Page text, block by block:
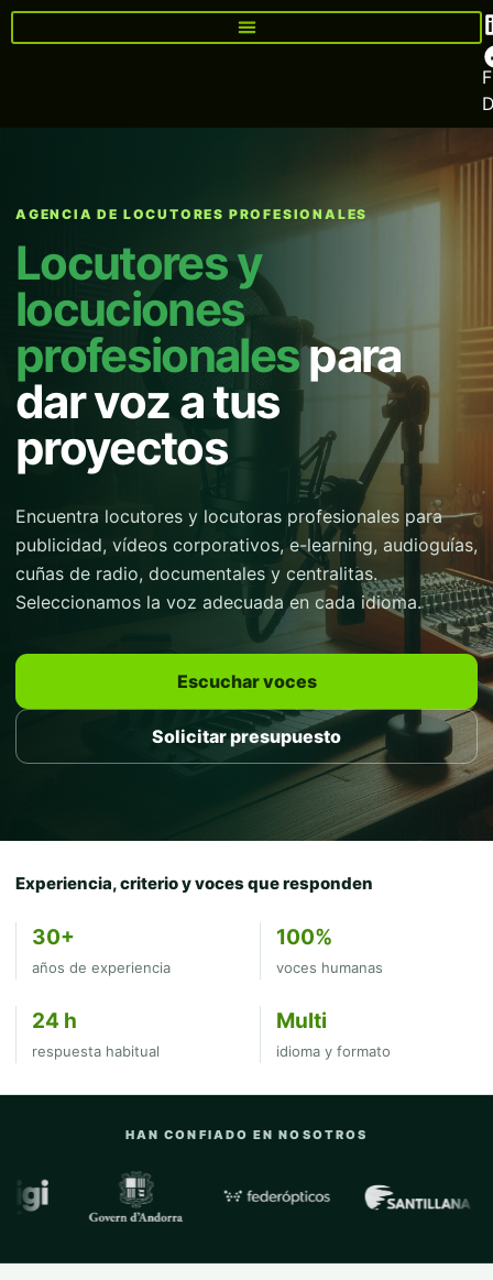
AGENCIA DE LOCUTORES PROFESIONALES
Locutores y
locuciones
profesionalespara
dar voz a tus
proyectos
Encuentra locutores y locutoras profesionales para
publicidad, vídeos corporativos, e-learning, audioguías,
cuñas de radio, documentales y centralitas.
Seleccionamos la voz adecuada en cada idioma.
Escuchar voces
Solicitar presupuesto
Experiencia, criterio y voces que responden
30+
años de experiencia
100%
voces humanas
24 h
respuesta habitual
Multi
idioma y formato
HAN CONFIADO EN NOSOTROS
Empresas y organizaciones con las